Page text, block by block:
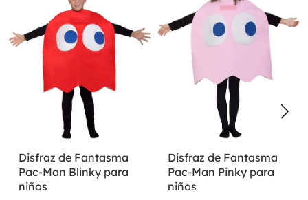
Disfraz de Fantasma
Pac-Man Blinky para
niños
Disfraz de Fantasma
Pac-Man Pinky para
niños